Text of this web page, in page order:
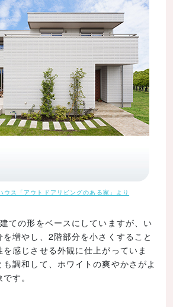
ウス「アウトドアリビングのある家」より
ての形をベースにしていますが、い
を増やし、2階部分を小さくすること
感じさせる外観に仕上がっていま
調和して、ホワイトの爽やかさがよ
す。